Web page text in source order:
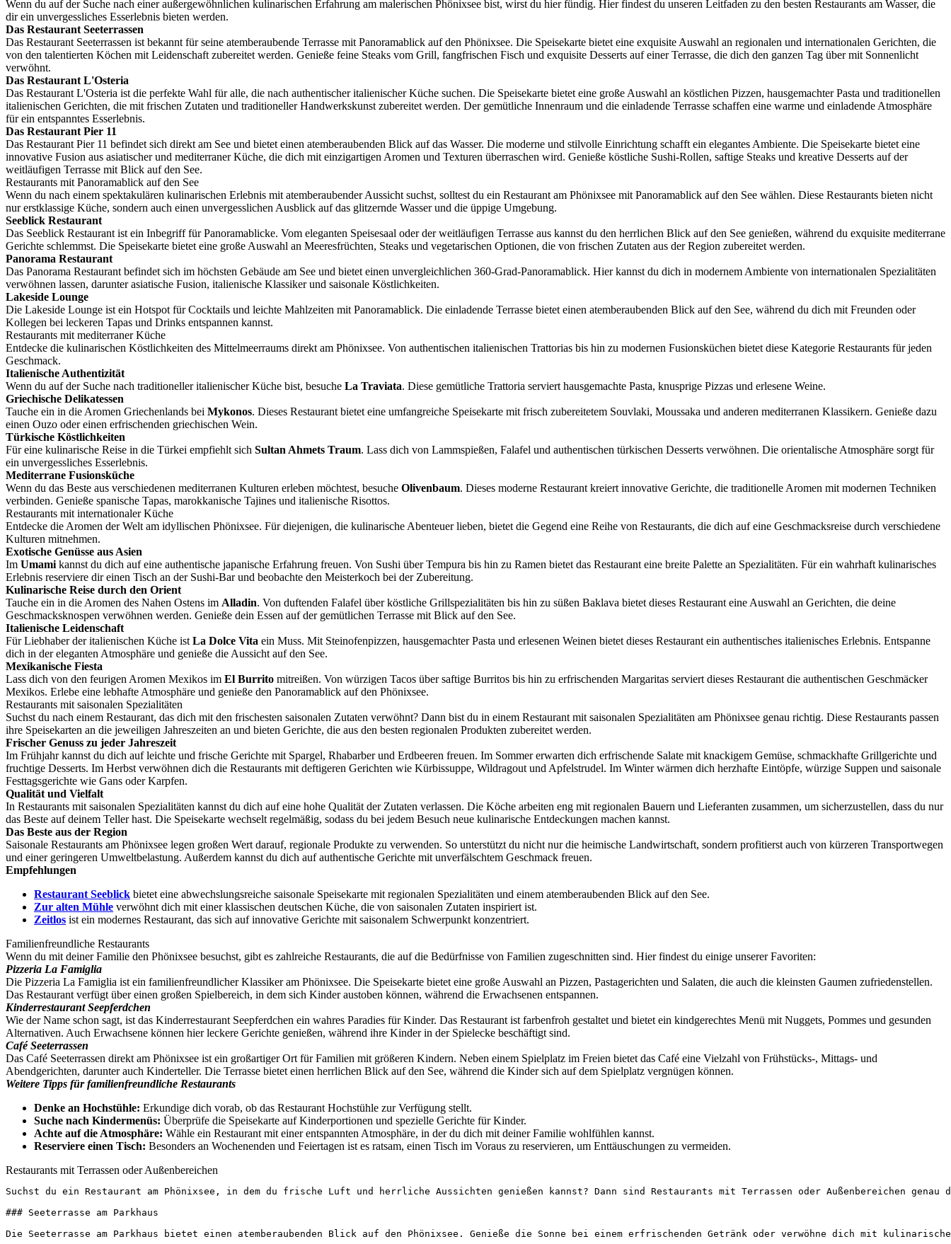
Wenn du auf der Suche nach einer außergewöhnlichen kulinarischen Erfahrung am malerischen Phönixsee bist, wirst du hier fündig. Hier findest du unseren Leitfaden zu den besten Restaurants am Wasser, die
dir ein unvergessliches Esserlebnis bieten werden.
Das Restaurant Seeterrassen
Das Restaurant Seeterrassen ist bekannt für seine atemberaubende Terrasse mit Panoramablick auf den Phönixsee. Die Speisekarte bietet eine exquisite Auswahl an regionalen und internationalen Gerichten, die
von den talentierten Köchen mit Leidenschaft zubereitet werden. Genieße feine Steaks vom Grill, fangfrischen Fisch und exquisite Desserts auf einer Terrasse, die dich den ganzen Tag über mit Sonnenlicht
verwöhnt.
Das Restaurant L'Osteria
Das Restaurant L'Osteria ist die perfekte Wahl für alle, die nach authentischer italienischer Küche suchen. Die Speisekarte bietet eine große Auswahl an köstlichen Pizzen, hausgemachter Pasta und traditionellen
italienischen Gerichten, die mit frischen Zutaten und traditioneller Handwerkskunst zubereitet werden. Der gemütliche Innenraum und die einladende Terrasse schaffen eine warme und einladende Atmosphäre
für ein entspanntes Esserlebnis.
Das Restaurant Pier 11
Das Restaurant Pier 11 befindet sich direkt am See und bietet einen atemberaubenden Blick auf das Wasser. Die moderne und stilvolle Einrichtung schafft ein elegantes Ambiente. Die Speisekarte bietet eine
innovative Fusion aus asiatischer und mediterraner Küche, die dich mit einzigartigen Aromen und Texturen überraschen wird. Genieße köstliche Sushi-Rollen, saftige Steaks und kreative Desserts auf der
weitläufigen Terrasse mit Blick auf den See.
Restaurants mit Panoramablick auf den See
Wenn du nach einem spektakulären kulinarischen Erlebnis mit atemberaubender Aussicht suchst, solltest du ein Restaurant am Phönixsee mit Panoramablick auf den See wählen. Diese Restaurants bieten nicht
nur erstklassige Küche, sondern auch einen unvergesslichen Ausblick auf das glitzernde Wasser und die üppige Umgebung.
Seeblick Restaurant
Das Seeblick Restaurant ist ein Inbegriff für Panoramablicke. Vom eleganten Speisesaal oder der weitläufigen Terrasse aus kannst du den herrlichen Blick auf den See genießen, während du exquisite mediterrane
Gerichte schlemmst. Die Speisekarte bietet eine große Auswahl an Meeresfrüchten, Steaks und vegetarischen Optionen, die von frischen Zutaten aus der Region zubereitet werden.
Panorama Restaurant
Das Panorama Restaurant befindet sich im höchsten Gebäude am See und bietet einen unvergleichlichen 360-Grad-Panoramablick. Hier kannst du dich in modernem Ambiente von internationalen Spezialitäten
verwöhnen lassen, darunter asiatische Fusion, italienische Klassiker und saisonale Köstlichkeiten.
Lakeside Lounge
Die Lakeside Lounge ist ein Hotspot für Cocktails und leichte Mahlzeiten mit Panoramablick. Die einladende Terrasse bietet einen atemberaubenden Blick auf den See, während du dich mit Freunden oder
Kollegen bei leckeren Tapas und Drinks entspannen kannst.
Restaurants mit mediterraner Küche
Entdecke die kulinarischen Köstlichkeiten des Mittelmeerraums direkt am Phönixsee. Von authentischen italienischen Trattorias bis hin zu modernen Fusionsküchen bietet diese Kategorie Restaurants für jeden
Geschmack.
Italienische Authentizität
Wenn du auf der Suche nach traditioneller italienischer Küche bist, besuche La Traviata. Diese gemütliche Trattoria serviert hausgemachte Pasta, knusprige Pizzas und erlesene Weine.
Griechische Delikatessen
Tauche ein in die Aromen Griechenlands bei Mykonos. Dieses Restaurant bietet eine umfangreiche Speisekarte mit frisch zubereitetem Souvlaki, Moussaka und anderen mediterranen Klassikern. Genieße dazu
einen Ouzo oder einen erfrischenden griechischen Wein.
Türkische Köstlichkeiten
Für eine kulinarische Reise in die Türkei empfiehlt sich Sultan Ahmets Traum. Lass dich von Lammspießen, Falafel und authentischen türkischen Desserts verwöhnen. Die orientalische Atmosphäre sorgt für
ein unvergessliches Esserlebnis.
Mediterrane Fusionsküche
Wenn du das Beste aus verschiedenen mediterranen Kulturen erleben möchtest, besuche Olivenbaum. Dieses moderne Restaurant kreiert innovative Gerichte, die traditionelle Aromen mit modernen Techniken
verbinden. Genieße spanische Tapas, marokkanische Tajines und italienische Risottos.
Restaurants mit internationaler Küche
Entdecke die Aromen der Welt am idyllischen Phönixsee. Für diejenigen, die kulinarische Abenteuer lieben, bietet die Gegend eine Reihe von Restaurants, die dich auf eine Geschmacksreise durch verschiedene
Kulturen mitnehmen.
Exotische Genüsse aus Asien
Im Umami kannst du dich auf eine authentische japanische Erfahrung freuen. Von Sushi über Tempura bis hin zu Ramen bietet das Restaurant eine breite Palette an Spezialitäten. Für ein wahrhaft kulinarisches
Erlebnis reserviere dir einen Tisch an der Sushi-Bar und beobachte den Meisterkoch bei der Zubereitung.
Kulinarische Reise durch den Orient
Tauche ein in die Aromen des Nahen Ostens im Alladin. Von duftenden Falafel über köstliche Grillspezialitäten bis hin zu süßen Baklava bietet dieses Restaurant eine Auswahl an Gerichten, die deine
Geschmacksknospen verwöhnen werden. Genieße dein Essen auf der gemütlichen Terrasse mit Blick auf den See.
Italienische Leidenschaft
Für Liebhaber der italienischen Küche ist La Dolce Vita ein Muss. Mit Steinofenpizzen, hausgemachter Pasta und erlesenen Weinen bietet dieses Restaurant ein authentisches italienisches Erlebnis. Entspanne
dich in der eleganten Atmosphäre und genieße die Aussicht auf den See.
Mexikanische Fiesta
Lass dich von den feurigen Aromen Mexikos im El Burrito mitreißen. Von würzigen Tacos über saftige Burritos bis hin zu erfrischenden Margaritas serviert dieses Restaurant die authentischen Geschmäcker
Mexikos. Erlebe eine lebhafte Atmosphäre und genieße den Panoramablick auf den Phönixsee.
Restaurants mit saisonalen Spezialitäten
Suchst du nach einem Restaurant, das dich mit den frischesten saisonalen Zutaten verwöhnt? Dann bist du in einem Restaurant mit saisonalen Spezialitäten am Phönixsee genau richtig. Diese Restaurants passen
ihre Speisekarten an die jeweiligen Jahreszeiten an und bieten Gerichte, die aus den besten regionalen Produkten zubereitet werden.
Frischer Genuss zu jeder Jahreszeit
Im Frühjahr kannst du dich auf leichte und frische Gerichte mit Spargel, Rhabarber und Erdbeeren freuen. Im Sommer erwarten dich erfrischende Salate mit knackigem Gemüse, schmackhafte Grillgerichte und
fruchtige Desserts. Im Herbst verwöhnen dich die Restaurants mit deftigeren Gerichten wie Kürbissuppe, Wildragout und Apfelstrudel. Im Winter wärmen dich herzhafte Eintöpfe, würzige Suppen und saisonale
Festtagsgerichte wie Gans oder Karpfen.
Qualität und Vielfalt
In Restaurants mit saisonalen Spezialitäten kannst du dich auf eine hohe Qualität der Zutaten verlassen. Die Köche arbeiten eng mit regionalen Bauern und Lieferanten zusammen, um sicherzustellen, dass du nur
das Beste auf deinem Teller hast. Die Speisekarte wechselt regelmäßig, sodass du bei jedem Besuch neue kulinarische Entdeckungen machen kannst.
Das Beste aus der Region
Saisonale Restaurants am Phönixsee legen großen Wert darauf, regionale Produkte zu verwenden. So unterstützt du nicht nur die heimische Landwirtschaft, sondern profitierst auch von kürzeren Transportwegen
und einer geringeren Umweltbelastung. Außerdem kannst du dich auf authentische Gerichte mit unverfälschtem Geschmack freuen.
Empfehlungen
Restaurant Seeblick bietet eine abwechslungsreiche saisonale Speisekarte mit regionalen Spezialitäten und einem atemberaubenden Blick auf den See.
Zur alten Mühle verwöhnt dich mit einer klassischen deutschen Küche, die von saisonalen Zutaten inspiriert ist.
Zeitlos ist ein modernes Restaurant, das sich auf innovative Gerichte mit saisonalem Schwerpunkt konzentriert.
Familienfreundliche Restaurants
Wenn du mit deiner Familie den Phönixsee besuchst, gibt es zahlreiche Restaurants, die auf die Bedürfnisse von Familien zugeschnitten sind. Hier findest du einige unserer Favoriten:
Pizzeria La Famiglia
Die Pizzeria La Famiglia ist ein familienfreundlicher Klassiker am Phönixsee. Die Speisekarte bietet eine große Auswahl an Pizzen, Pastagerichten und Salaten, die auch die kleinsten Gaumen zufriedenstellen.
Das Restaurant verfügt über einen großen Spielbereich, in dem sich Kinder austoben können, während die Erwachsenen entspannen.
Kinderrestaurant Seepferdchen
Wie der Name schon sagt, ist das Kinderrestaurant Seepferdchen ein wahres Paradies für Kinder. Das Restaurant ist farbenfroh gestaltet und bietet ein kindgerechtes Menü mit Nuggets, Pommes und gesunden
Alternativen. Auch Erwachsene können hier leckere Gerichte genießen, während ihre Kinder in der Spielecke beschäftigt sind.
Café Seeterrassen
Das Café Seeterrassen direkt am Phönixsee ist ein großartiger Ort für Familien mit größeren Kindern. Neben einem Spielplatz im Freien bietet das Café eine Vielzahl von Frühstücks-, Mittags- und
Abendgerichten, darunter auch Kinderteller. Die Terrasse bietet einen herrlichen Blick auf den See, während die Kinder sich auf dem Spielplatz vergnügen können.
Weitere Tipps für familienfreundliche Restaurants
Denke an Hochstühle: Erkundige dich vorab, ob das Restaurant Hochstühle zur Verfügung stellt.
Suche nach Kindermenüs: Überprüfe die Speisekarte auf Kinderportionen und spezielle Gerichte für Kinder.
Achte auf die Atmosphäre: Wähle ein Restaurant mit einer entspannten Atmosphäre, in der du dich mit deiner Familie wohlfühlen kannst.
Reserviere einen Tisch: Besonders an Wochenenden und Feiertagen ist es ratsam, einen Tisch im Voraus zu reservieren, um Enttäuschungen zu vermeiden.
Restaurants mit Terrassen oder Außenbereichen
Suchst du ein Restaurant am Phönixsee, in dem du frische Luft und herrliche Aussichten genießen kannst? Dann sind Restaurants mit Terrassen oder Außenbereichen
### Seeterrasse am Parkhaus
Die Seeterrasse am Parkhaus bietet einen atemberaubenden Blick auf den Phönixsee. Genieße die Sonne bei einem erfrischenden Getränk oder verwöhne dich mit